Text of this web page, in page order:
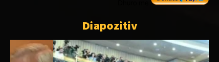
Diapozitiv